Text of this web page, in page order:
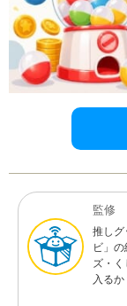
監修
推しグ
ビ」
ズ・
入る